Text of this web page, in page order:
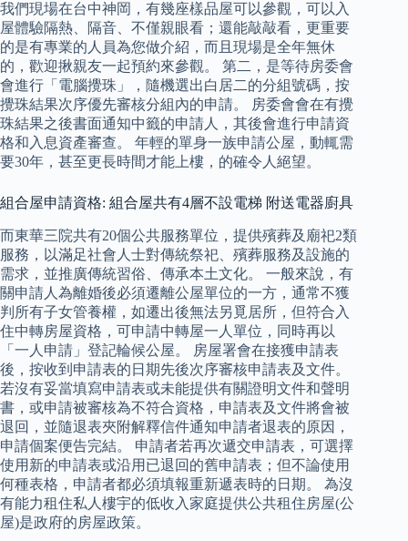
我們現場在台中神岡，有幾座樣品屋可以參觀，可以入
屋體驗隔熱、隔音、不僅親眼看；還能敲敲看，更重要
的是有專業的人員為您做介紹，而且現場是全年無休
的，歡迎揪親友一起預約來參觀。 第二，是等待房委會
會進行「電腦攪珠」，隨機選出白居二的分組號碼，按
攪珠結果次序優先審核分組內的申請。 房委會會在有攪
珠結果之後書面通知中籤的申請人，其後會進行申請資
格和入息資產審查。 年輕的單身一族申請公屋，動輒需
要30年，甚至更長時間才能上樓，的確令人絕望。
組合屋申請資格: 組合屋共有4層不設電梯 附送電器廚具
而東華三院共有20個公共服務單位，提供殯葬及廟祀2類
服務，以滿足社會人士對傳統祭祀、殯葬服務及設施的
需求，並推廣傳統習俗、傳承本土文化。 一般來說，有
關申請人為離婚後必須遷離公屋單位的一方，通常不獲
判所有子女管養權，如遷出後無法另覓居所，但符合入
住中轉房屋資格，可申請中轉屋一人單位，同時再以
「一人申請」登記輪候公屋。 房屋署會在接獲申請表
後，按收到申請表的日期先後次序審核申請表及文件。
若沒有妥當填寫申請表或未能提供有關證明文件和聲明
書，或申請被審核為不符合資格，申請表及文件將會被
退回，並隨退表夾附解釋信件通知申請者退表的原因，
申請個案便告完結。 申請者若再次遞交申請表，可選擇
使用新的申請表或沿用已退回的舊申請表；但不論使用
何種表格，申請者都必須填報重新遞表時的日期。 為沒
有能力租住私人樓宇的低收入家庭提供公共租住房屋(公
屋)是政府的房屋政策。